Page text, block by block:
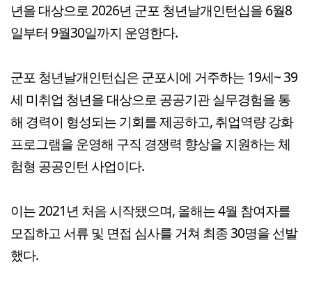
년을 대상으로 2026년 군포 청년날개인턴십을 6월8
일부터 9월30일까지 운영한다.
군포 청년날개인턴십은 군포시에 거주하는 19세~ 39
세 미취업 청년을 대상으로 공공기관 실무경험을 통
해 경력이 형성되는 기회를 제공하고, 취업역량 강화
프로그램을 운영해 구직 경쟁력 향상을 지원하는 체
험형 공공인턴 사업이다.
이는 2021년 처음 시작됐으며, 올해는 4월 참여자를
모집하고 서류 및 면접 심사를 거쳐 최종 30명을 선발
했다.